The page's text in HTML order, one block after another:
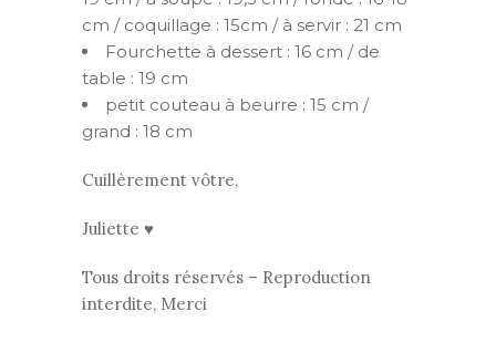
cm / coquillage : 15cm / à servir : 21 cm
Fourchette à dessert : 16 cm / de
table : 19 cm
petit couteau à beurre : 15 cm /
grand : 18 cm
Cuillèrement vôtre,
Juliette ♥
Tous droits réservés – Reproduction
interdite, Merci